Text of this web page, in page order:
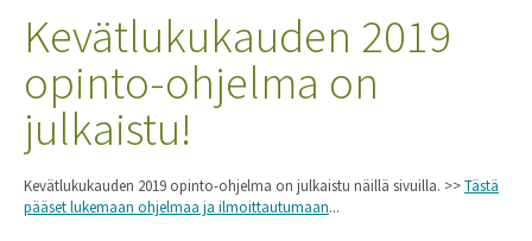
Kevätlukukauden 2019
opinto-ohjelma on
julkaistu!
Kevätlukukauden 2019 opinto-ohjelma on julkaistu näillä sivuilla. >>Tästä
pääset lukemaan ohjelmaa ja ilmoittautumaan...